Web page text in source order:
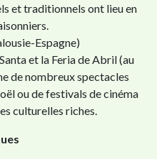
et traditionnels ont lieu en
Espagne)
et la Feria de Abril (au
de nombreux spectacles
ou de festivals de cinéma
culturelles riches.